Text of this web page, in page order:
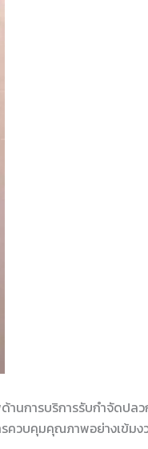
การบริการรับกำจัดปล
ควบคุมคุณภาพอย่างเข้